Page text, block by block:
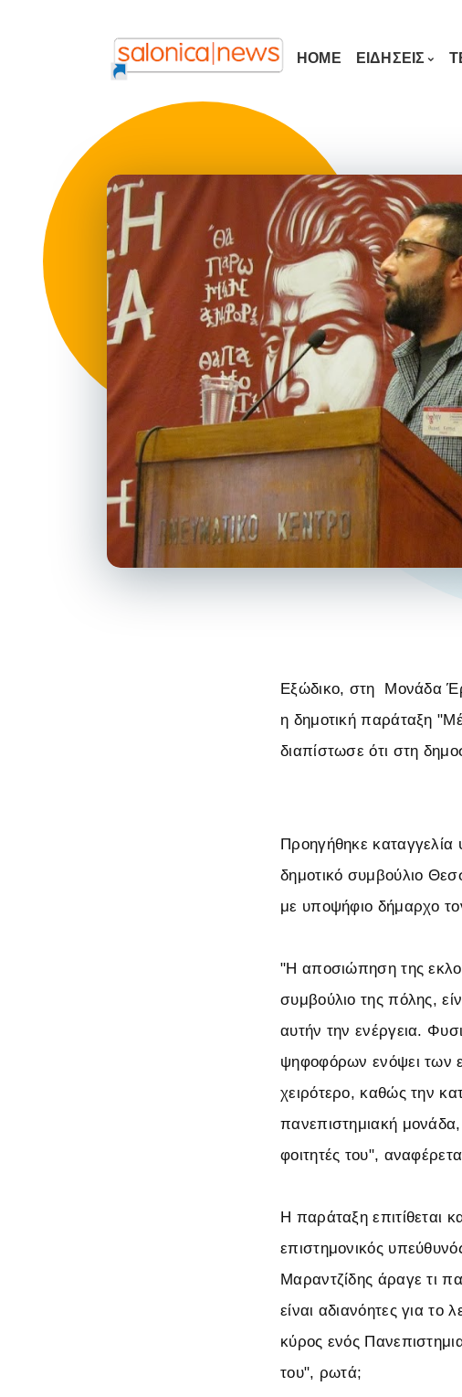
HOME ΕΙΔΗΣΕΙΣ
Εξώδικο, στη Μονάδα
η δημοτική παράταξη
διαπίστωσε ότι στη
Προηγήθηκε
δημοτικό συμβούλιο
με υποψήφιο δήμαρχο
"Η αποσιώπηση της
συμβούλιο της πόλης,
αυτήν την ενέργεια.
ψηφοφόρων ενόψει των
χειρότερο, καθώς την
πανεπιστημιακή
φοιτητές του",
Η παράταξη επιτίθεται
επιστημονικός
Μαραντζίδης άραγε τι
είναι αδιανόητες για το
κύρος ενός
του", ρωτά;